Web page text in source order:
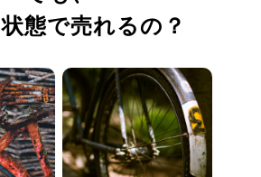
態で売れるの？